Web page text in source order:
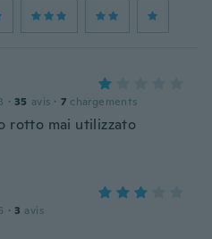
· 35 avis · 7 chargements
rotto mai utilizzato
· 3 avis